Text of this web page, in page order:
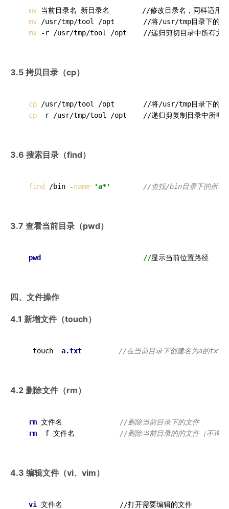
mv 当前目录名 新目录名        //修改目录名，同样适用与
mv /usr/tmp/tool /opt       //将/usr/tmp目录下的tool
mv
3.5 拷贝目录（cp）
cp /usr/tmp/tool /opt       //将/usr/tmp目录下的tool
cp
3.6 搜索目录（find）
find /bin -name 'a*' //查找/bin目录下的所有
3.7 查看当前目录（pwd）
pwd //
四、文件操作
4.1 新增文件（touch）
   touch
a.txt //在当前目录下创建名为a的txt文
4.2 删除文件（rm）
rm 文件名 //删除当前目录下的文件
rm -f 文件名 //删除当前目录的的文件（不询
4.3 编辑文件（vi、vim）
vi
文件名              //打开需要编辑的文件